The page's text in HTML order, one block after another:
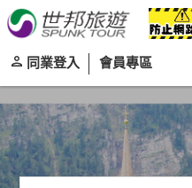
同業登入 會員專區